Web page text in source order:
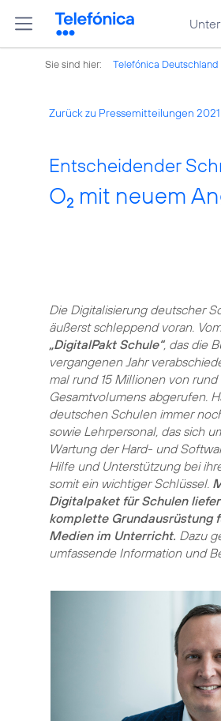
Sie sind hier: Telefónica Deutschland
Zurück zu Pressemitteilungen 2021
Entscheidender
O2 mit neuem
Die Digitalisierung deutscher
äußerst schleppend voran.
„DigitalPakt Schule“, das die
vergangenen Jahr
mal rund 15 Millionen von
Gesamtvolumens abgerufen.
deutschen Schulen immer
sowie Lehrpersonal, das sich
Wartung der Hard- und
Hilfe und Unterstützung bei
somit ein wichtiger Schlüssel.
Digitalpaket für Schulen
komplette Grundausrüstung
Medien im Unterricht. Dazu
umfassende Information und